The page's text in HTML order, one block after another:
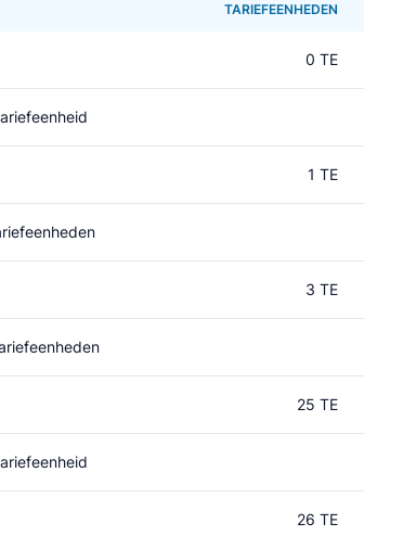
TARIEFEENHEDEN
0 TE
1 TE
3 TE
25 TE
26 TE